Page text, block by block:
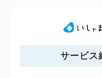
サービス